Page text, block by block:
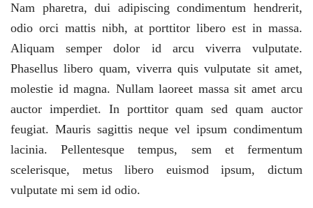
Nam pharetra, dui adipiscing condimentum hendrerit,
odio orci mattis nibh, at porttitor libero est in massa.
Aliquam semper dolor id arcu viverra vulputate.
Phasellus libero quam, viverra quis vulputate sit amet,
molestie id magna. Nullam laoreet massa sit amet arcu
auctor imperdiet. In porttitor quam sed quam auctor
feugiat. Mauris sagittis neque vel ipsum condimentum
lacinia. Pellentesque tempus, sem et fermentum
scelerisque, metus libero euismod ipsum, dictum
vulputate mi sem id odio.